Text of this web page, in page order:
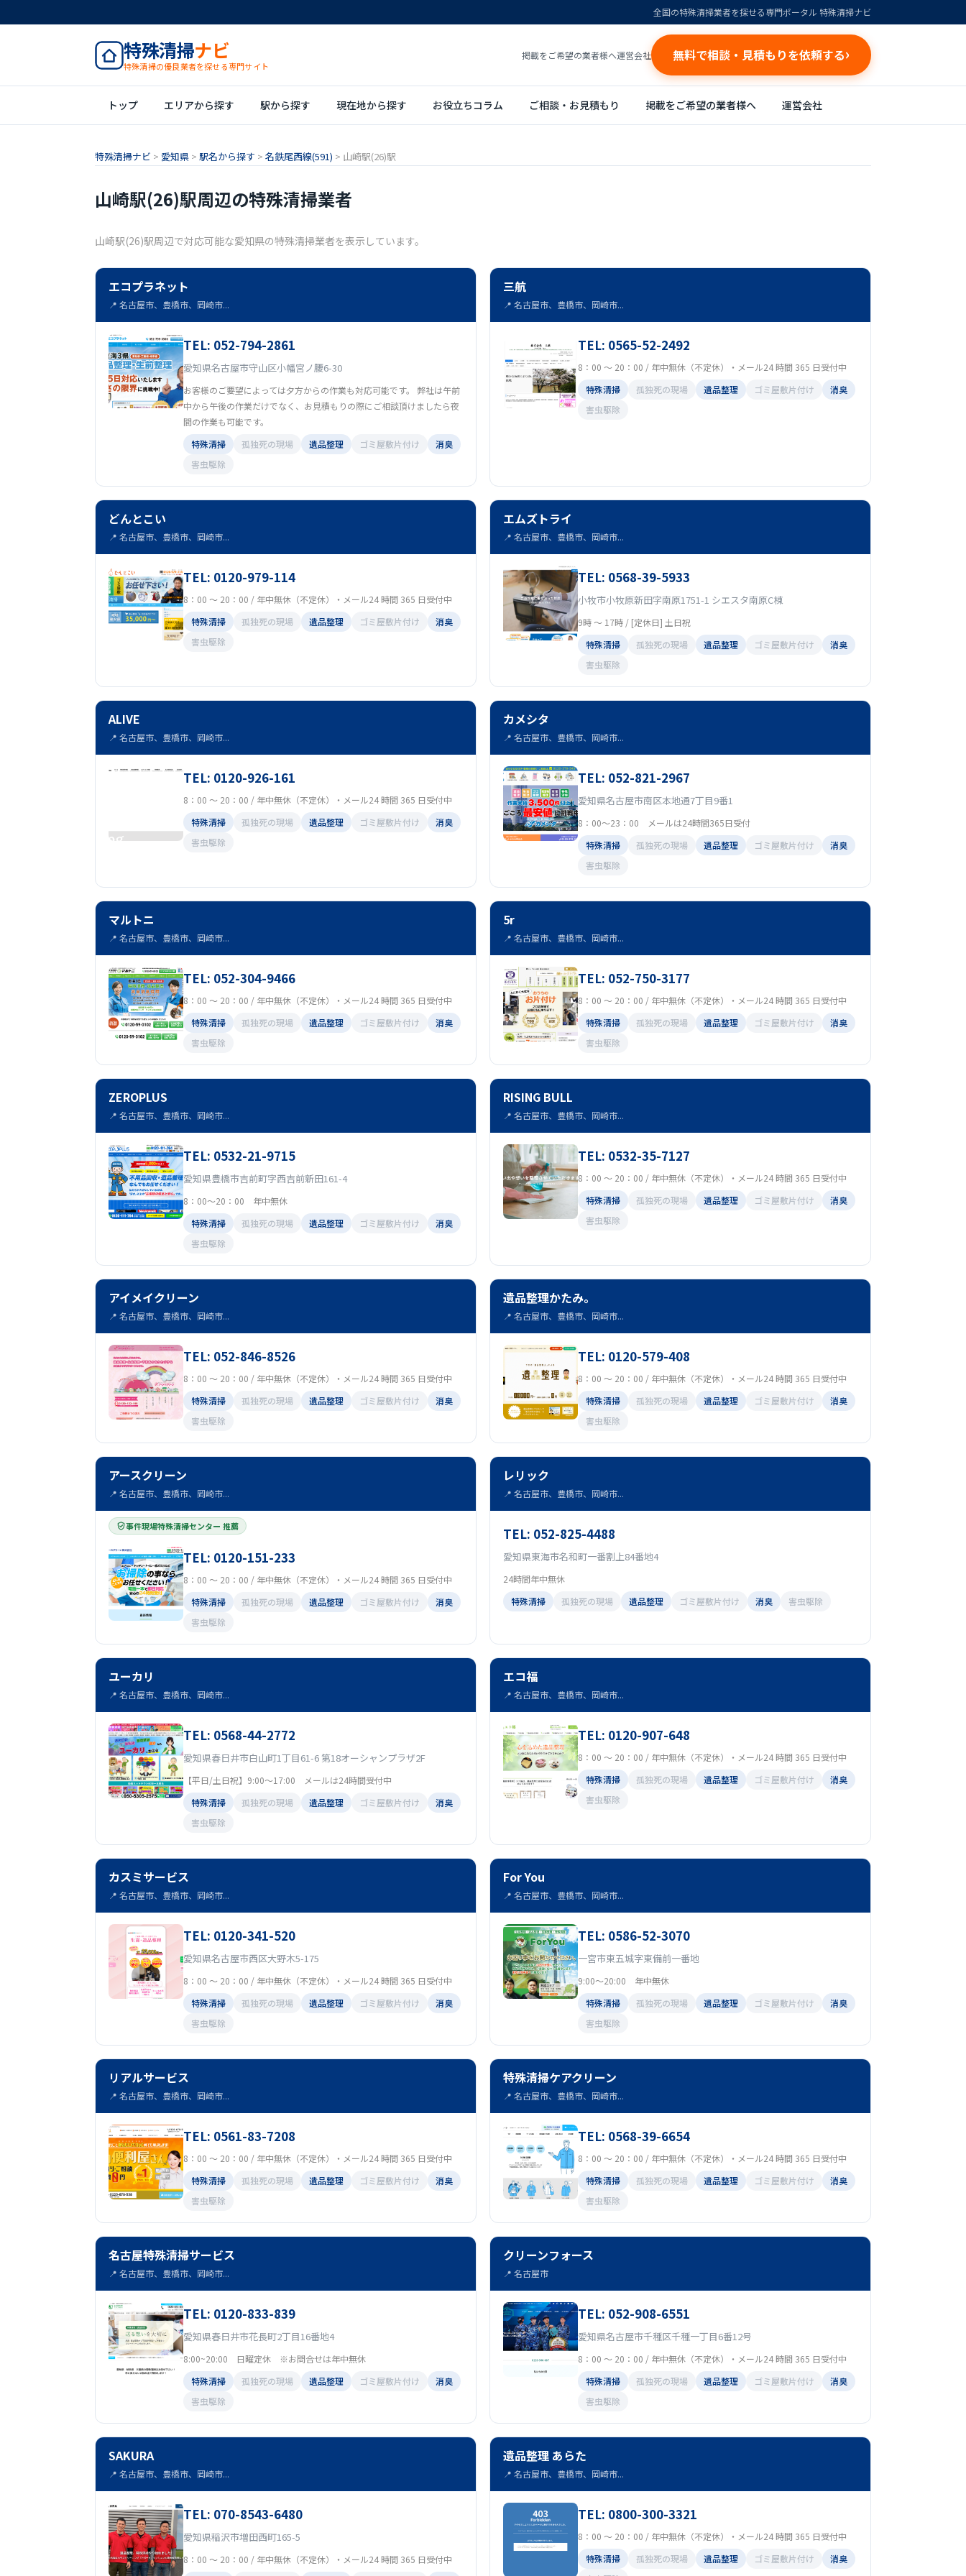
全国の特殊清掃業者を探せる専門ポータル 特殊清掃ナビ
特殊清掃ナビ
特殊清掃の優良業者を探せる専門サイト
掲載をご希望の業者様へ運営会社 無料で相談・見積もりを依頼する
トップ エリアから探す 駅から探す 現在地から探す お役立ちコラム ご相談・お見積もり 掲載をご希望の業者様へ 運営会社
特殊清掃ナビ > 愛知県 > 駅名から探す > 名鉄尾西線(591) > 山崎駅(26)駅
山崎駅(26)駅周辺の特殊清掃業者
山崎駅(26)駅周辺で対応可能な愛知県の特殊清掃業者を表示しています。
エコプラネット
📍 名古屋市、豊橋市、岡崎市...
TEL: 052-794-2861
愛知県名古屋市守山区小幡宮ノ腰6-30
お客様のご要望によっては夕方からの作業も対応可能です。 弊社は午前
中から午後の作業だけでなく、お見積もりの際にご相談頂けましたら夜
間の作業も可能です。
特殊清掃
孤独死の現場 遺品整理 ゴミ屋敷片付け
消臭
害虫駆除
三航
📍 名古屋市、豊橋市、岡崎市...
TEL: 0565-52-2492
8：00 ～ 20：00 / 年中無休（不定休）・メール24 時間 365 日受付中
特殊清掃
孤独死の現場 遺品整理 ゴミ屋敷片付け
消臭
害虫駆除
どんとこい
📍 名古屋市、豊橋市、岡崎市...
TEL: 0120-979-114
8：00 ～ 20：00 / 年中無休（不定休）・メール24 時間 365 日受付中
特殊清掃
孤独死の現場 遺品整理 ゴミ屋敷片付け
消臭
害虫駆除
エムズトライ
📍 名古屋市、豊橋市、岡崎市...
TEL: 0568-39-5933
小牧市小牧原新田字南原1751-1 シエスタ南原C棟
9時 〜 17時 / [定休日] 土日祝
特殊清掃
孤独死の現場 遺品整理 ゴミ屋敷片付け
消臭
害虫駆除
ALIVE
📍 名古屋市、豊橋市、岡崎市...
TEL: 0120-926-161
8：00 ～ 20：00 / 年中無休（不定休）・メール24 時間 365 日受付中
特殊清掃
孤独死の現場 遺品整理 ゴミ屋敷片付け
消臭
害虫駆除
カメシタ
📍 名古屋市、豊橋市、岡崎市...
TEL: 052-821-2967
愛知県名古屋市南区本地通7丁目9番1
8：00～23：00 メールは24時間365日受付
特殊清掃
孤独死の現場 遺品整理 ゴミ屋敷片付け
消臭
害虫駆除
マルトニ
📍 名古屋市、豊橋市、岡崎市...
TEL: 052-304-9466
8：00 ～ 20：00 / 年中無休（不定休）・メール24 時間 365 日受付中
特殊清掃
孤独死の現場 遺品整理 ゴミ屋敷片付け
消臭
害虫駆除
5r
📍 名古屋市、豊橋市、岡崎市...
TEL: 052-750-3177
8：00 ～ 20：00 / 年中無休（不定休）・メール24 時間 365 日受付中
特殊清掃
孤独死の現場 遺品整理 ゴミ屋敷片付け
消臭
害虫駆除
ZEROPLUS
📍 名古屋市、豊橋市、岡崎市...
TEL: 0532-21-9715
愛知県豊橋市吉前町字西吉前新田161-4
8：00～20：00 年中無休
特殊清掃
孤独死の現場 遺品整理 ゴミ屋敷片付け
消臭
害虫駆除
RISING BULL
📍 名古屋市、豊橋市、岡崎市...
TEL: 0532-35-7127
8：00 ～ 20：00 / 年中無休（不定休）・メール24 時間 365 日受付中
特殊清掃
孤独死の現場 遺品整理 ゴミ屋敷片付け
消臭
害虫駆除
アイメイクリーン
📍 名古屋市、豊橋市、岡崎市...
TEL: 052-846-8526
8：00 ～ 20：00 / 年中無休（不定休）・メール24 時間 365 日受付中
特殊清掃
孤独死の現場 遺品整理 ゴミ屋敷片付け
消臭
害虫駆除
遺品整理かたみ。
📍 名古屋市、豊橋市、岡崎市...
TEL: 0120-579-408
8：00 ～ 20：00 / 年中無休（不定休）・メール24 時間 365 日受付中
特殊清掃
孤独死の現場 遺品整理 ゴミ屋敷片付け
消臭
害虫駆除
アースクリーン
📍 名古屋市、豊橋市、岡崎市...
事件現場特殊清掃センター 推薦
TEL: 0120-151-233
8：00 ～ 20：00 / 年中無休（不定休）・メール24 時間 365 日受付中
特殊清掃
孤独死の現場 遺品整理 ゴミ屋敷片付け
消臭
害虫駆除
レリック
📍 名古屋市、豊橋市、岡崎市...
TEL: 052-825-4488
愛知県東海市名和町一番割上84番地4
24時間年中無休
特殊清掃
孤独死の現場 遺品整理 ゴミ屋敷片付け 消臭 害虫駆除
ユーカリ
📍 名古屋市、豊橋市、岡崎市...
TEL: 0568-44-2772
愛知県春日井市白山町1丁目61-6 第18オーシャンプラザ2F
【平日/土日祝】9:00～17:00 メールは24時間受付中
特殊清掃
孤独死の現場 遺品整理 ゴミ屋敷片付け
消臭
害虫駆除
エコ福
📍 名古屋市、豊橋市、岡崎市...
TEL: 0120-907-648
8：00 ～ 20：00 / 年中無休（不定休）・メール24 時間 365 日受付中
特殊清掃
孤独死の現場 遺品整理 ゴミ屋敷片付け
消臭
害虫駆除
カスミサービス
📍 名古屋市、豊橋市、岡崎市...
TEL: 0120-341-520
愛知県名古屋市西区大野木5-175
8：00 ～ 20：00 / 年中無休（不定休）・メール24 時間 365 日受付中
特殊清掃
孤独死の現場 遺品整理 ゴミ屋敷片付け
消臭
害虫駆除
For You
📍 名古屋市、豊橋市、岡崎市...
TEL: 0586-52-3070
一宮市東五城字東備前一番地
9:00～20:00 年中無休
特殊清掃
孤独死の現場 遺品整理 ゴミ屋敷片付け
消臭
害虫駆除
リアルサービス
📍 名古屋市、豊橋市、岡崎市...
TEL: 0561-83-7208
8：00 ～ 20：00 / 年中無休（不定休）・メール24 時間 365 日受付中
特殊清掃
孤独死の現場 遺品整理 ゴミ屋敷片付け
消臭
害虫駆除
特殊清掃ケアクリーン
📍 名古屋市、豊橋市、岡崎市...
TEL: 0568-39-6654
8：00 ～ 20：00 / 年中無休（不定休）・メール24 時間 365 日受付中
特殊清掃
孤独死の現場 遺品整理 ゴミ屋敷片付け
消臭
害虫駆除
名古屋特殊清掃サービス
📍 名古屋市、豊橋市、岡崎市...
TEL: 0120-833-839
愛知県春日井市花長町2丁目16番地4
8:00~20:00 日曜定休 ※お問合せは年中無休
特殊清掃
孤独死の現場 遺品整理 ゴミ屋敷片付け
消臭
害虫駆除
クリーンフォース
📍 名古屋市
TEL: 052-908-6551
愛知県名古屋市千種区千種一丁目6番12号
8：00 ～ 20：00 / 年中無休（不定休）・メール24 時間 365 日受付中
特殊清掃
孤独死の現場 遺品整理 ゴミ屋敷片付け
消臭
害虫駆除
SAKURA
📍 名古屋市、豊橋市、岡崎市...
TEL: 070-8543-6480
愛知県稲沢市増田西町165-5
8：00 ～ 20：00 / 年中無休（不定休）・メール24 時間 365 日受付中
遺品整理 あらた
📍 名古屋市、豊橋市、岡崎市...
TEL: 0800-300-3321
8：00 ～ 20：00 / 年中無休（不定休）・メール24 時間 365 日受付中
特殊清掃
孤独死の現場 遺品整理 ゴミ屋敷片付け
消臭